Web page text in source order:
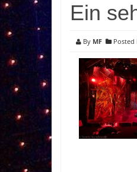
Ein
By MF Posted